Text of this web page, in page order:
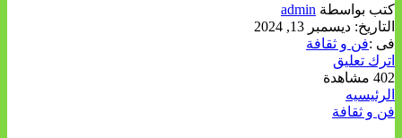
كتب بواسطة admin
التاريخ: ديسمبر 13, 2024
فى :فن و ثقافة
اترك تعليق
402 مشاهدة
الرئيسيه
فن و ثقافة